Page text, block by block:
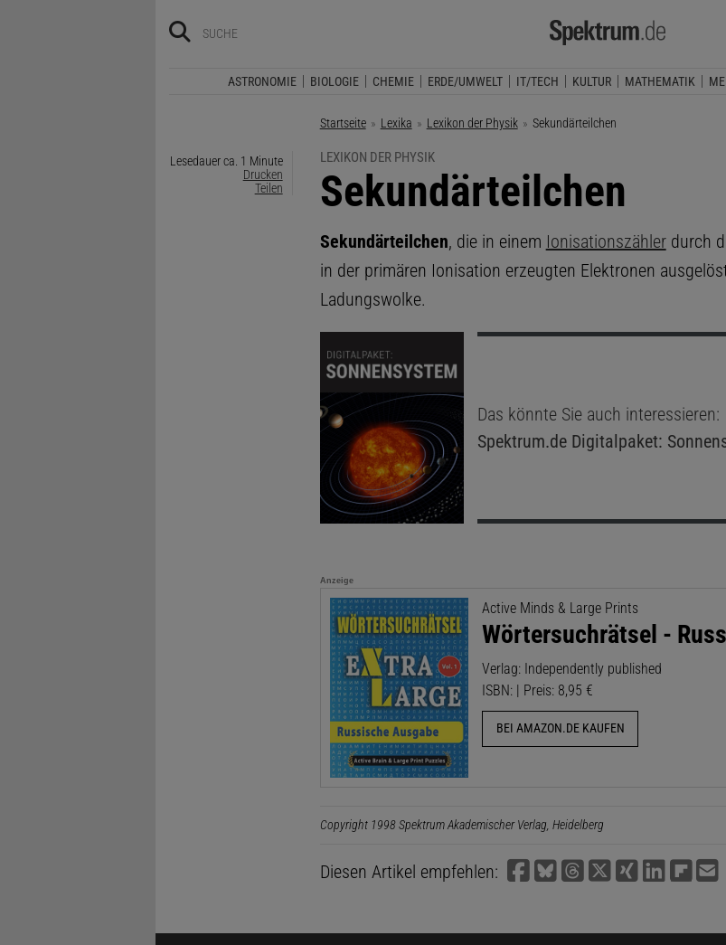
ASTRONOMIE BIOLOGIE CHEMIE ERDE/UMWELT IT/TECH KULTUR MATHEMATIK
Startseite Lexika Lexikon der Physik Aktuelle Seite:
Sekundärteilchen
Lesedauer ca. 1 Minute
Drucken
Teilen
LEXIKON DER PHYSIK
:
Sekundärteilchen
Sekundärteilchen, die in einem Ionisationszählerdurch
in der primären Ionisation erzeugten Elektronen
Ladungswolke.
Das könnte Sie auch interessieren:
Spektrum.deDigitalpaket:
Anzeige
Active Minds & Large Prints
Wörtersuchrätsel -
Verlag: Independently published
ISBN: | Preis: 8,95 €
BEI AMAZON.DE KAUFEN
Copyright 1998 Spektrum Akademischer Verlag, Heidelberg
Diesen Artikel empfehlen: